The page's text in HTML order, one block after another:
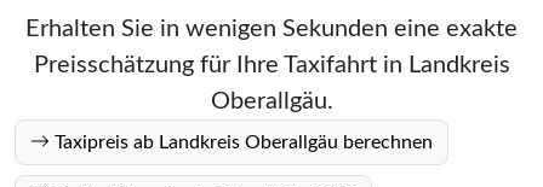
Erhalten Sie in wenigen Sekunden eine exakte
Preisschätzung für Ihre Taxifahrt in Landkreis
Oberallgäu.
Taxipreis ab Landkreis Oberallgäu berechnen